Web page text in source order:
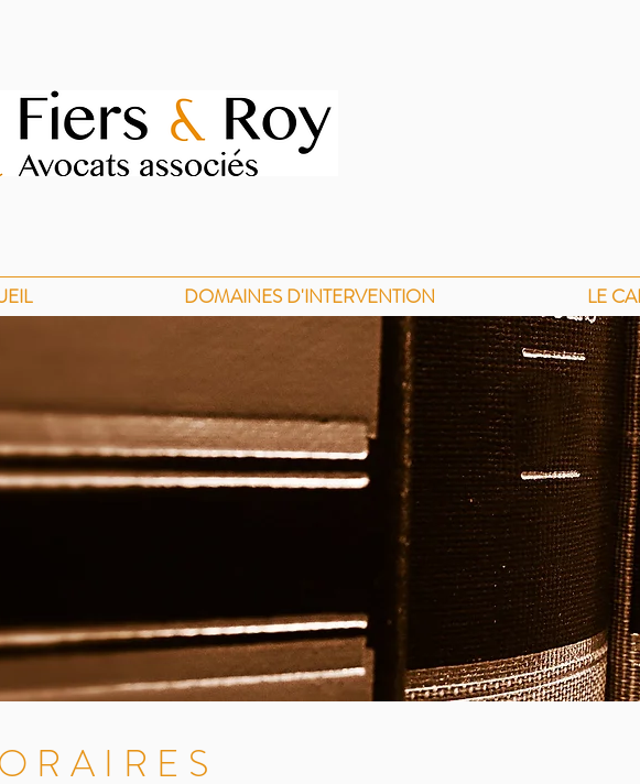
DOMAINES D'INTERVENTION LE